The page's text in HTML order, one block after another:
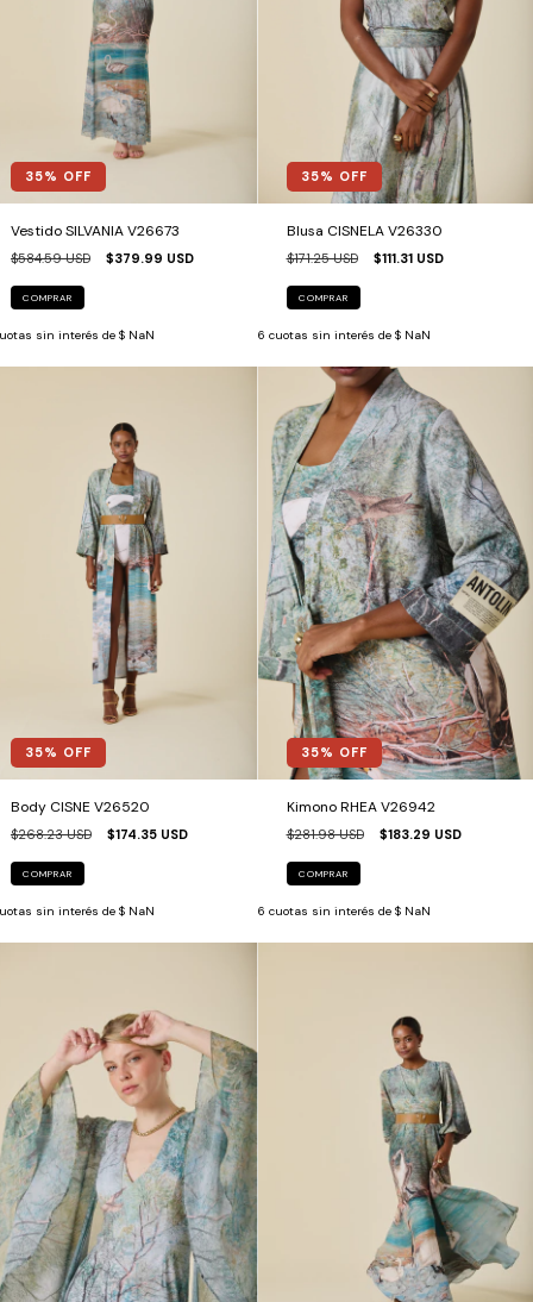
35% OFF
Vestido SILVANIA V26673
$584.59 USD $379.99 USD
COMPRAR
sin interés de $ NaN
35% OFF
Blusa CISNELA V26330
$171.25 USD $111.31 USD
COMPRAR
6 cuotas sin interés de $ NaN
35% OFF
Body CISNE V26520
$268.23 USD $174.35 USD
COMPRAR
sin interés de $ NaN
35% OFF
Kimono RHEA V26942
$281.98 USD $183.29 USD
COMPRAR
6 cuotas sin interés de $ NaN